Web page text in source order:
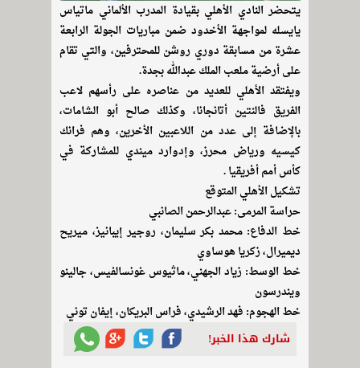
يتحضر النادي الأهلي بقيادة المدرب الألماني ماتياس
يايسله لمواجهة الأخدود ضمن مباريات الجولة الرابعة
عشرة من مسابقة دوري روشن للمحترفين، والتي تقام
على أرضية ملعب الملك عبدالله بجدة.
ويفتقد الأهلي للعديد من عناصره على رأسهم لاعب
الفريق فالنتين أتانجانا، وكذلك صالح أبو الشامات،
بالإضافة إلى عدد من اللاعبين الأخرين، وهم فرانك
كيسيه ورياض محرز، وإدوارد ميندي للمشاركة في
كأس أمم أفريقيا .
تشكيل الأهلي المتوقع
حراسة المرمى: عبدالرحمن الصانبي
خط الدفاع: محمد بكر سليمان، روجير إيبانيز، ميريح
ديميرال، زكريا هوساوي
خط الوسط: زياد الجهني، ماثيوس غونسالفيس، جالينو
ويندرسون
خط الهجوم: فهد الرشيدي، فراس البريكان، إيفان توني
شارك هذا الخبر!